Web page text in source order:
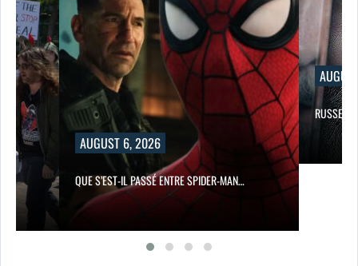
6, 2026
IL PASSÉ ENTRE SPIDER-MAN…
AUGUST 6, 2026
RUSSELL CROWE RETROUVE UNE